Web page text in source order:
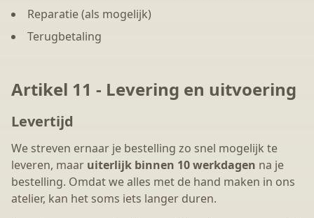
Reparatie (als mogelijk)
Terugbetaling
Artikel 11 - Levering en uitvoering
Levertijd
We streven ernaar je bestelling zo snel mogelijk te
leveren, maar uiterlijk binnen 10 werkdagen na je
bestelling. Omdat we alles met de hand maken in ons
atelier, kan het soms iets langer duren.